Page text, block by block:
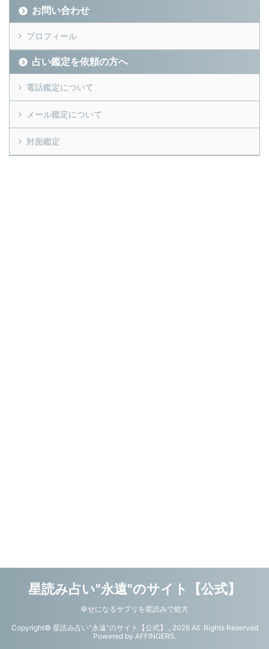
お問い合わせ
プロフィール
占い鑑定を依頼の方へ
電話鑑定について
メール鑑定について
対面鑑定
星読み占い"永遠"のサイト【公式】
幸せになるサプリを星読みで処方
Copyright© 星読み占い"永遠"のサイト【公式】 , 2026 All Rights Reserved
Powered by AFFINGER5.